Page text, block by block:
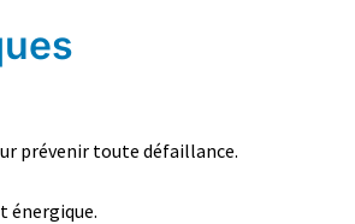
prévenir toute défaillance.
énergique.